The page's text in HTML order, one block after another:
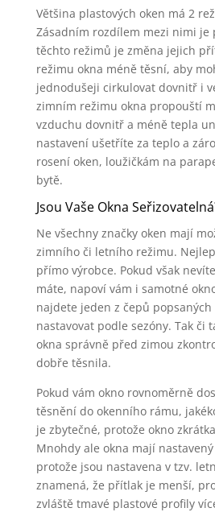
Většina plastových oken má 2
Zásadním rozdílem mezi nimi je
těchto režimů je změna jejich
režimu okna méně těsní, aby
jednodušeji cirkulovat dovnitř i
zimním režimu okna propouští
vzduchu dovnitř a méně tepla
nastavení ušetříte za teplo a
rosení oken, loužičkám na
bytě.
Jsou Vaše Okna
Ne všechny značky oken mají
zimního či letního režimu.
přímo výrobce. Pokud však
máte, napoví vám i samotné
najdete jeden z čepů
nastavovat podle sezóny. Tak či
okna správně před zimou
dobře těsnila.
Pokud vám okno rovnoměrně
těsnění do okenního rámu,
je zbytečné, protože okno
Mnohdy ale okna mají
protože jsou nastavena v tzv.
znamená, že přítlak je menší,
zvláště tmavé plastové profily